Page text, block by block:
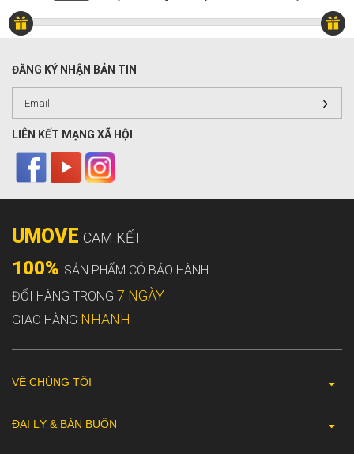
ĐĂNG KÝ NHẬN BẢN TIN
LIÊN KẾT MẠNG XÃ HỘI
UMOVE CAM KẾT
100% SẢN PHẨM CÓ BẢO HÀNH
ĐỔI HÀNG TRONG 7 NGÀY
GIAO HÀNG NHANH
VỀ CHÚNG TÔI
ĐẠI LÝ & BÁN BUÔN